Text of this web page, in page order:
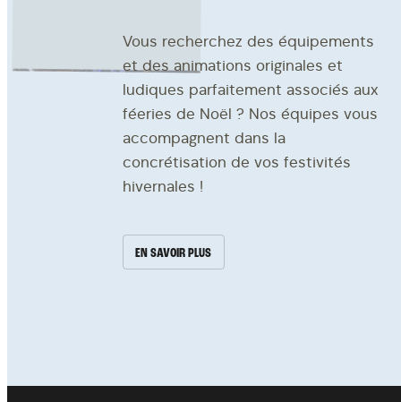
Vous recherchez des équipements
et des animations originales et
ludiques parfaitement associés aux
féeries de Noël ? Nos équipes vous
accompagnent dans la
concrétisation de vos festivités
hivernales !
EN SAVOIR PLUS